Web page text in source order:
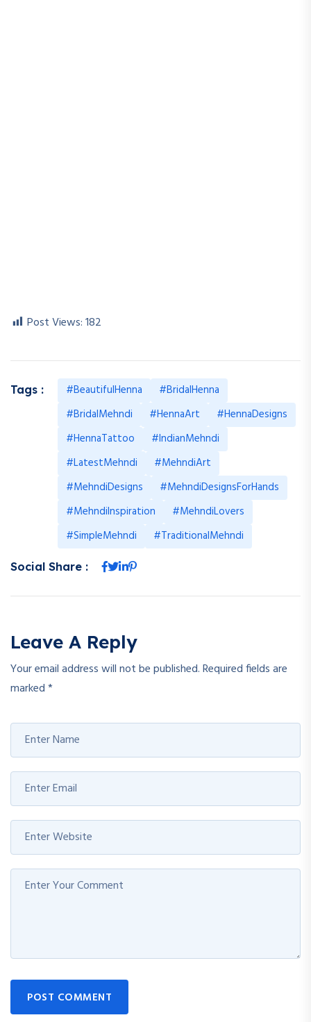
Post Views:182
Tags : #BeautifulHenna
#BridalHenna
#BridalMehndi
#HennaArt
#HennaDesigns
#HennaTattoo
#IndianMehndi
#LatestMehndi
#MehndiArt
#MehndiDesigns
#MehndiDesignsForHands
#MehndiInspiration
#MehndiLovers
#SimpleMehndi
#TraditionalMehndi
Social Share :
Leave A Reply
Your email address will not be published.Required fields are
marked*
POST COMMENT